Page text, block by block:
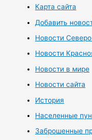
Карта сайта
Добавить
Новости
Новости
Новости в мире
Новости сайта
История
Населенные
Заброшенные